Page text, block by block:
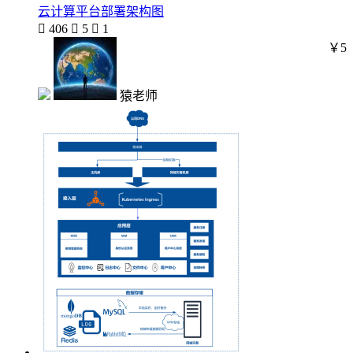
云计算平台部署架构图
 406  5  1
猿老师
￥5